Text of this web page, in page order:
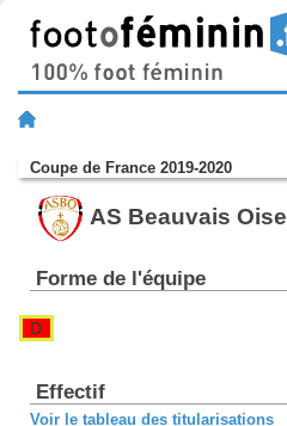
Coupe de France 2019-2020
AS Beauvais Oise
Forme de l'équipe
D
Effectif
Voir le tableau des titularisations